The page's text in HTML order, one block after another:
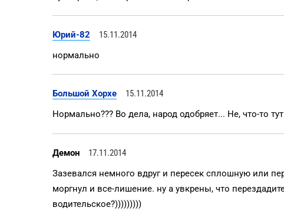
Юрий-82
15.11.2014
нормально
Большой Хорхе
15.11.2014
Нормально??? Во дела, народ одобряет... Не, что-то
Демон
17.11.2014
Зазевался немного вдруг и пересек сплошную или
моргнул и все-лишение. ну а увкрены, что
водительское?)))))))))